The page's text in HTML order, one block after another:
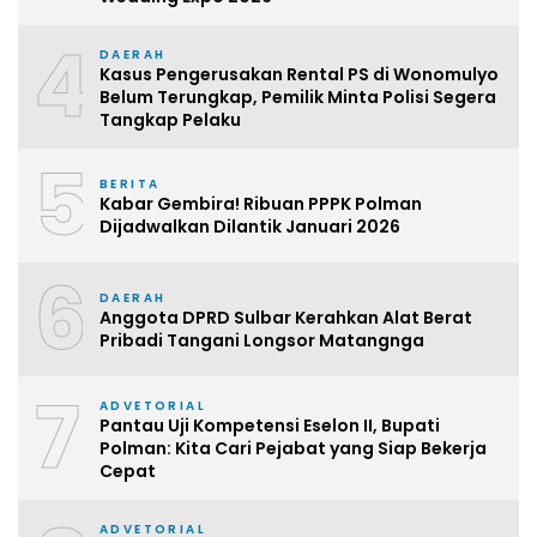
4 DAERAH
Kasus Pengerusakan Rental PS di Wonomulyo
Belum Terungkap, Pemilik Minta Polisi Segera
Tangkap Pelaku
5 BERITA
Kabar Gembira! Ribuan PPPK Polman
Dijadwalkan Dilantik Januari 2026
6 DAERAH
Anggota DPRD Sulbar Kerahkan Alat Berat
Pribadi Tangani Longsor Matangnga
7 ADVETORIAL
Pantau Uji Kompetensi Eselon II, Bupati
Polman: Kita Cari Pejabat yang Siap Bekerja
Cepat
ADVETORIAL